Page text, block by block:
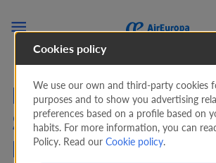

Flüge von Malaga
San Salvador mit
Europa ab1.059
Cookies policy
We use our own and third-party cookies
purposes and to show you advertising
preferences based on a profile based on
habits. For more information, you can
Policy. Read ourCookie policy.